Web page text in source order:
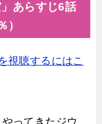
あらすじ6話
）
視聴するにはこ
ってきたジウ